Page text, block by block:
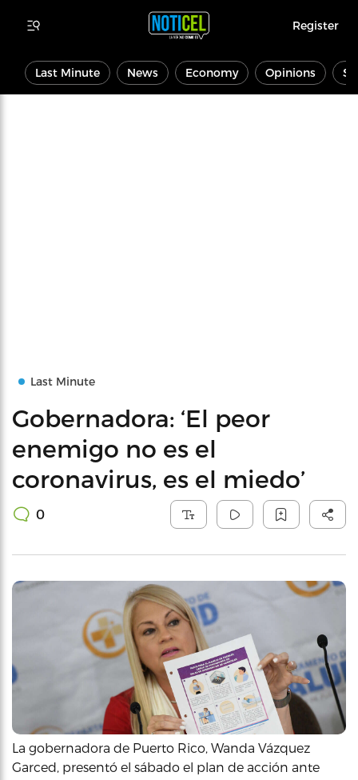
Register
Last Minute News Economy Opinions
Last Minute
Gobernadora: ‘El peor
enemigo no es el
coronavirus, es el miedo’
0
La gobernadora de Puerto Rico, Wanda Vázquez
Garced, presentó el sábado el plan de acción ante